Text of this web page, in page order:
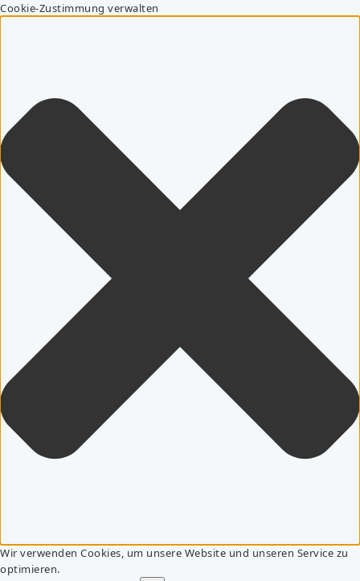
Cookie-Zustimmung verwalten
Wir verwenden Cookies, um unsere Website und unseren Service zu
optimieren.